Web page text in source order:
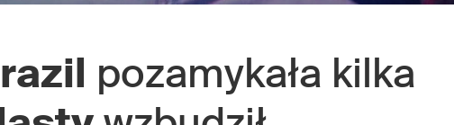
pozamykała kilka